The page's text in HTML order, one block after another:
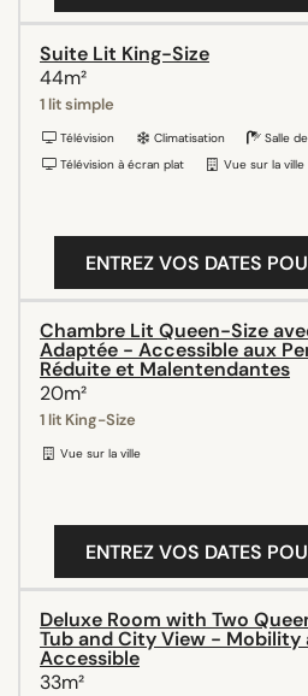
Suite Lit King-Size
44m²
1 lit simple
Télévision Climatisation
Salle
Télévision à écran plat
Vue sur la ville
ENTREZ VOS DATES
Chambre Lit Queen-Size
Adaptée - Accessible aux
Réduite et Malentendantes
20m²
1 lit King-Size
Vue sur la ville
ENTREZ VOS DATES
Deluxe Room with Two
Tub and City View - Mobility
Accessible
33m²